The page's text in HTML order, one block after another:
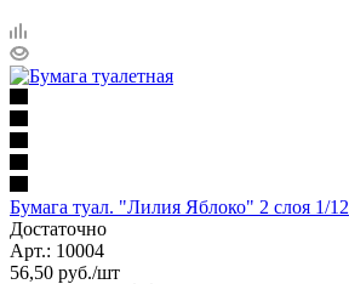
Бумага туал. "Лилия Яблоко" 2 слоя 1/12
Достаточно
Арт.: 10004
56,50 руб./шт